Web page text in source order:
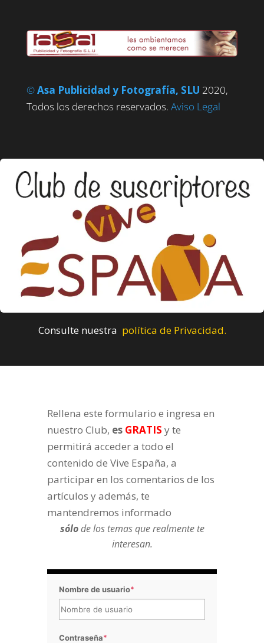
©Asa Publicidad y Fotografía, SLU 2020,
Todos los derechos reservados. Aviso Legal
Consulte nuestra política de Privacidad.
Rellena este formulario e ingresa en
nuestro Club, es GRATIS y te
permitirá acceder a todo el
contenido de Vive España, a
participar en los comentarios de los
artículos y además, te
mantendremos informado
sólode los temas que realmente te
interesan.
Nombre de usuario*
Contraseña*